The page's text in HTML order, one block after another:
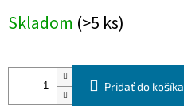
cena:
Skladom (>5 ks)
Pridať do košíka